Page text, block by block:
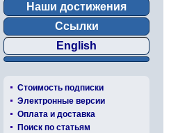
Наши достижения
Ссылки
English
Стоимость подписки
Электронные версии
Оплата и доставка
Поиск по статьям